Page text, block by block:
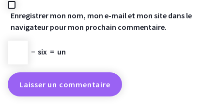
Enregistrer mon nom, mon e-mail et mon site dans le
navigateur pour mon prochain commentaire.
− six = un